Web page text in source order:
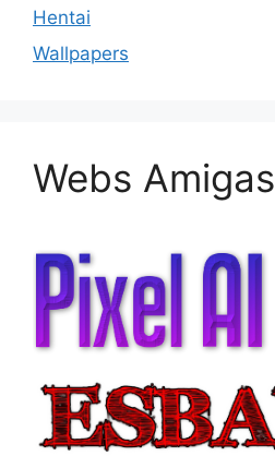
Hentai
Wallpapers
Webs Amigas